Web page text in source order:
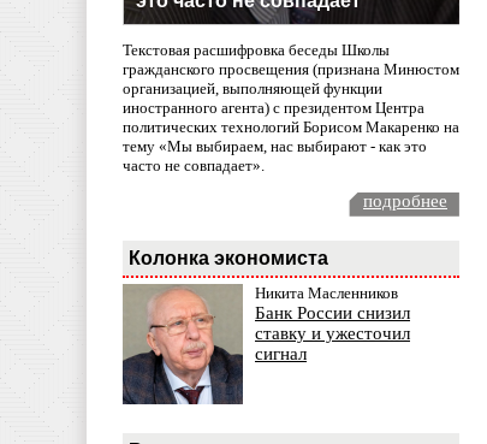
Текстовая расшифровка беседы Школы
гражданского просвещения (признана Минюстом
организацией, выполняющей функции
иностранного агента) с президентом Центра
политических технологий Борисом Макаренко на
тему «Мы выбираем, нас выбирают - как это
часто не совпадает».
подробнее
Колонка экономиста
Никита Масленников
Банк России снизил
ставку и ужесточил
сигнал